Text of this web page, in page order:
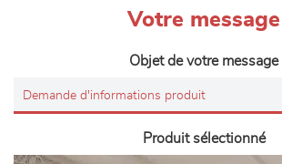
Votre message
Objet de votre message
Produit sélectionné